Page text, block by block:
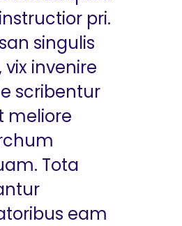
pri.
singulis
invenire
scribentur
meliore
Tota
eam